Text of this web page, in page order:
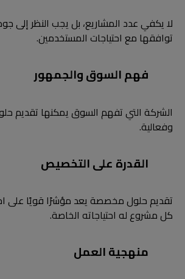
لا يكفي عدد المشاريع، بل يجب النظر إلى
توافقها مع احتياجات المستخدمين.
فهم السوق والجمهور
الشركة التي تفهم السوق يمكنها تقديم
وفعالية.
القدرة على التخصيص
تقديم حلول مخصصة يعد مؤشرًا قويًا على
كل مشروع له احتياجاته الخاصة.
منهجية العمل